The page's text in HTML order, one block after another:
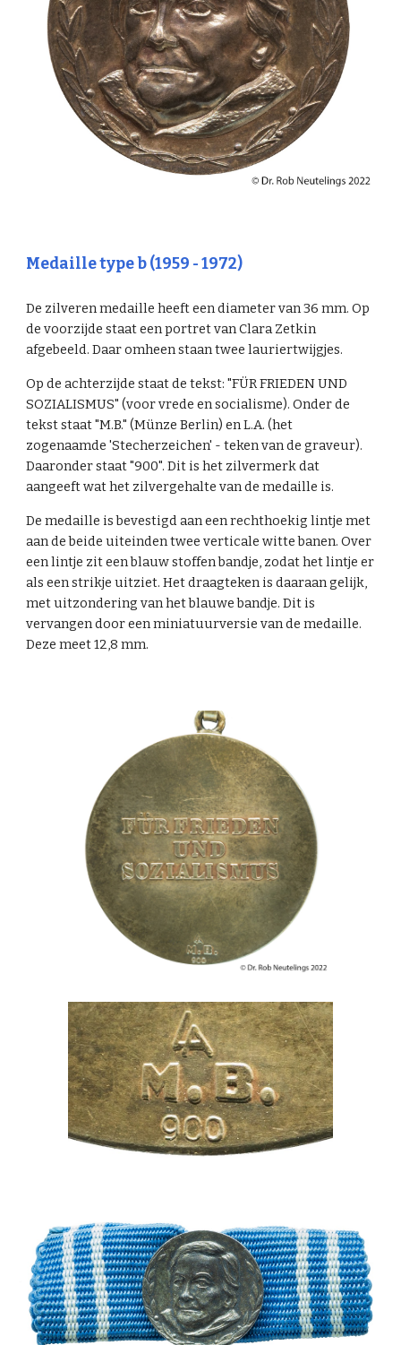
Medaille type b (1959 - 1972)
De zilveren medaille heeft een diameter van 36 mm. Op
de voorzijde staat een portret van Clara Zetkin
afgebeeld. Daar omheen staan twee lauriertwijgjes.
Op de achterzijde staat de tekst: "FÜR FRIEDEN UND
SOZIALISMUS" (voor vrede en socialisme). Onder de
tekst staat "M.B." (Münze Berlin) en L.A. (het
zogenaamde 'Stecherzeichen' - teken van de graveur).
Daaronder staat "900". Dit is het zilvermerk dat
aangeeft wat het zilvergehalte van de medaille is.
De medaille is bevestigd aan een rechthoekig lintje met
aan de beide uiteinden twee verticale witte banen. Over
een lintje zit een blauw stoffen bandje, zodat het lintje er
als een strikje uitziet. Het draagteken is daaraan gelijk,
met uitzondering van het blauwe bandje. Dit is
vervangen door een miniatuurversie van de medaille.
Deze meet 12,8 mm.